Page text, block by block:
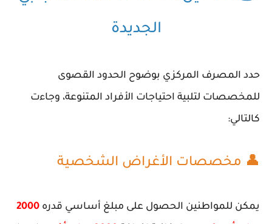
الجديدة
حدد المصرف المركزي بوضوح الحدود القصوى
للمخصصات لتلبية احتياجات الأفراد المتنوعة، وجاءت
كالتالي:
👤 مخصصات الأغراض الشخصية
يمكن للمواطنين الحصول على مبلغ أساسي قدره 2000